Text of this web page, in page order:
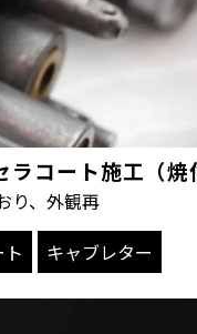
コート施工（焼
り、外観再
キャブレター